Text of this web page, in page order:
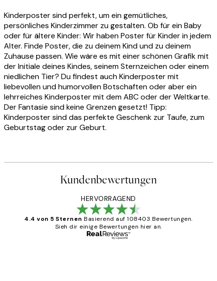
Kinderposter sind perfekt, um ein gemütliches,
persönliches Kinderzimmer zu gestalten. Ob für ein Baby
oder für ältere Kinder: Wir haben Poster für Kinder in jedem
Alter. Finde Poster, die zu deinem Kind und zu deinem
Zuhause passen. Wie wäre es mit einer schönen Grafik mit
der Initiale deines Kindes, seinem Sternzeichen oder einem
niedlichen Tier? Du findest auch Kinderposter mit
liebevollen und humorvollen Botschaften oder aber ein
lehrreiches Kinderposter mit dem ABC oder der Weltkarte.
Der Fantasie sind keine Grenzen gesetzt! Tipp:
Kinderposter sind das perfekte Geschenk zur Taufe, zum
Geburtstag oder zur Geburt.
Kundenbewertungen
HERVORRAGEND
4.4 von 5 Sternen Basierend auf 108403 Bewertungen.
Sieh dir einige Bewertungen hier an.